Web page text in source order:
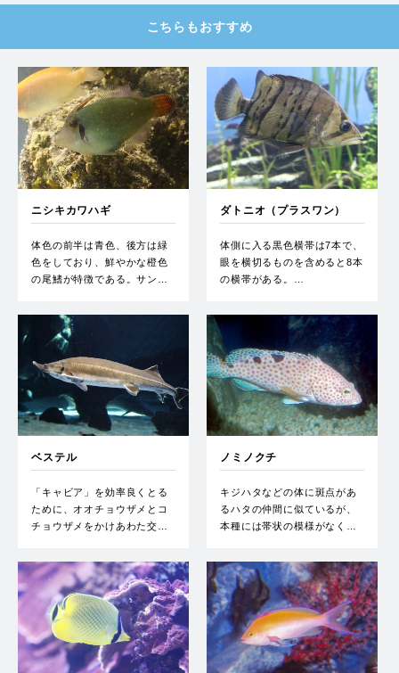
こちらもおすすめ
ニシキカワハギ
体色の前半は青色、後方は緑
色をしており、鮮やかな橙色
の尾鰭が特徴である。サン…
ダトニオ（プラスワン）
体側に入る黒色横帯は7本で、
眼を横切るものを含めると8本
の横帯がある。…
ベステル
「キャビア」を効率良くとる
ために、オオチョウザメとコ
チョウザメをかけあわた交…
ノミノクチ
キジハタなどの体に斑点があ
るハタの仲間に似ているが、
本種には帯状の模様がなく…